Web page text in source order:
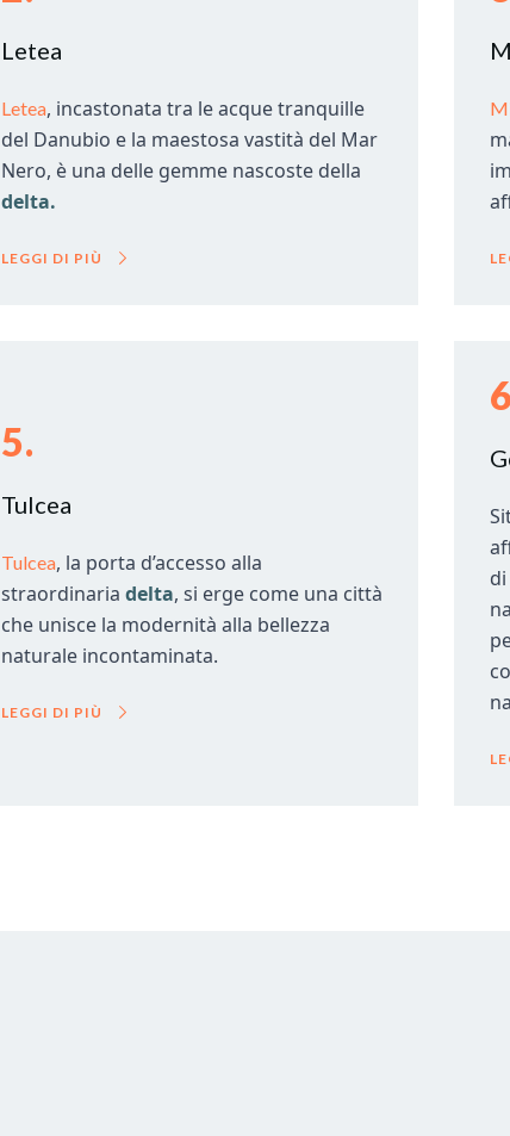
Letea
Letea, incastonata tra le acque tranquille
del Danubio e la maestosa vastità del Mar
Nero, è una delle gemme nascoste della
delta.
LEGGI DI PIÙ
5.
Tulcea
Tulcea, la porta d’accesso alla
straordinaria delta, si erge come una città
che unisce la modernità alla bellezza
naturale incontaminata.
LEGGI DI PIÙ